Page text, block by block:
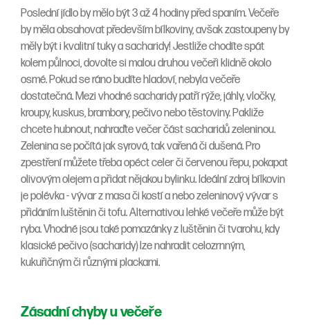
Poslední jídlo by mělo být 3 až 4 hodiny před spaním. Večeře
by měla obsahovat především bílkoviny, avšak zastoupeny by
měly být i kvalitní tuky a sacharidy! Jestliže chodíte spát
kolem půlnoci, dovolte si malou druhou večeři klidně okolo
osmé. Pokud se ráno budíte hladoví, nebyla večeře
dostatečná. Mezi vhodné sacharidy patří rýže, jáhly, vločky,
kroupy, kuskus, brambory, pečivo nebo těstoviny. Pakliže
chcete hubnout, nahraďte večer část sacharidů zeleninou.
Zelenina se počítá jak syrová, tak vařená či dušená. Pro
zpestření můžete třeba opéct celer či červenou řepu, pokapat
olivovým olejem a přidat nějakou bylinku. Ideální zdroj bílkovin
je polévka - vývar z masa či kostí a nebo zeleninový vývar s
přidáním luštěnin či tofu. Alternativou lehké večeře může být
ryba. Vhodné jsou také pomazánky z luštěnin či tvarohu, kdy
klasické pečivo (sacharidy) lze nahradit celozrnným,
kukuřičným či různými plackami.
Zásadní chyby u večeře